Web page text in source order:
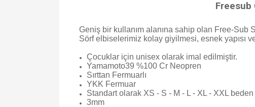
Freesub
Geniş bir kullanım alanına sahip olan Free-
Sörf elbiselerimiz kolay giyilmesi, esnek yapısı
Çocuklar için unisex olarak imal edilmiştir.
Yamamoto39 %100 Cr Neopren
Sırttan Fermuarlı
YKK Fermuar
Standart olarak XS - S - M - L - XL - XXL
3mm